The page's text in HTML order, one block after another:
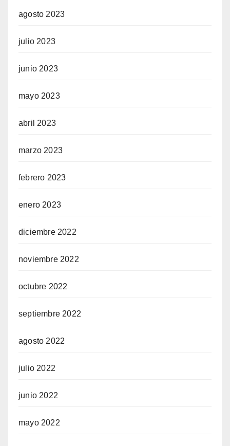
agosto 2023
julio 2023
junio 2023
mayo 2023
abril 2023
marzo 2023
febrero 2023
enero 2023
diciembre 2022
noviembre 2022
octubre 2022
septiembre 2022
agosto 2022
julio 2022
junio 2022
mayo 2022